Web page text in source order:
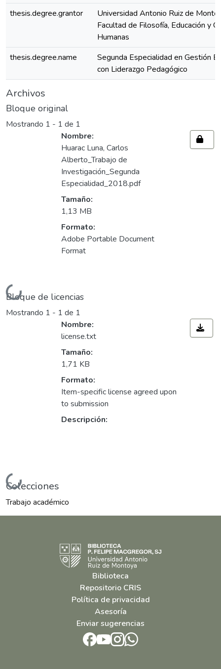
thesis.degree.grantor
Universidad Antonio Ruiz de
Facultad de Filosofía, Educación y
Humanas
thesis.degree.name
Segunda Especialidad en Gestión
con Liderazgo Pedagógico
Archivos
Bloque original
Mostrando 1 - 1 de 1
Cargando...
Nombre:
Huarac Luna, Carlos
Alberto_Trabajo de
Investigación_Segunda
Especialidad_2018.pdf
Tamaño:
1,13 MB
Formato:
Adobe Portable Document
Format
Bloque de licencias
Mostrando 1 - 1 de 1
Cargando...
Nombre:
license.txt
Tamaño:
1,71 KB
Formato:
Item-specific license agreed upon
to submission
Descripción:
Colecciones
Trabajo académico
Biblioteca
Repositorio CRIS
Política de privacidad
Asesoría
Enviar sugerencias